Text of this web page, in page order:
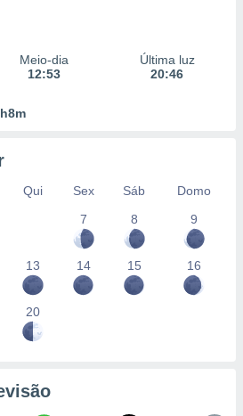
Meio-dia
12:53
Última luz
20:46
Qui Sex Sáb
Domo
7
8 9
13 14 15 16
20